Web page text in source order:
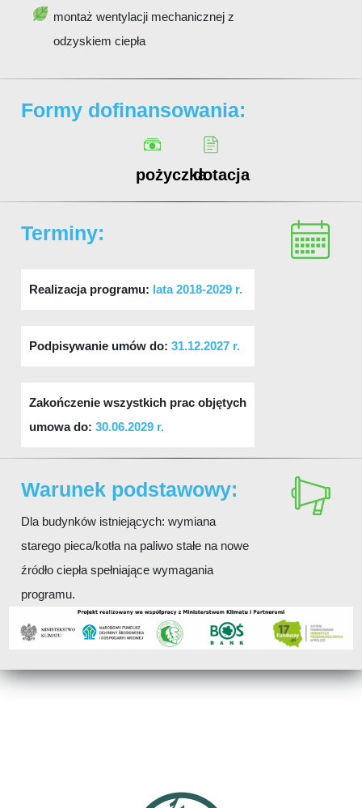
montaż wentylacji mechanicznej z
odzyskiem ciepła
Formy dofinansowania:
pożyczkadotacja
Terminy:
Realizacja programu: lata 2018-2029 r.
Podpisywanie umów do:31.12.2027 r.
Zakończenie wszystkich prac objętych
umowa do:30.06.2029 r.
Warunek podstawowy:
Dla budynków istniejących: wymiana
starego pieca/kotła na paliwo stałe na nowe
źródło ciepła spełniające wymagania
programu.